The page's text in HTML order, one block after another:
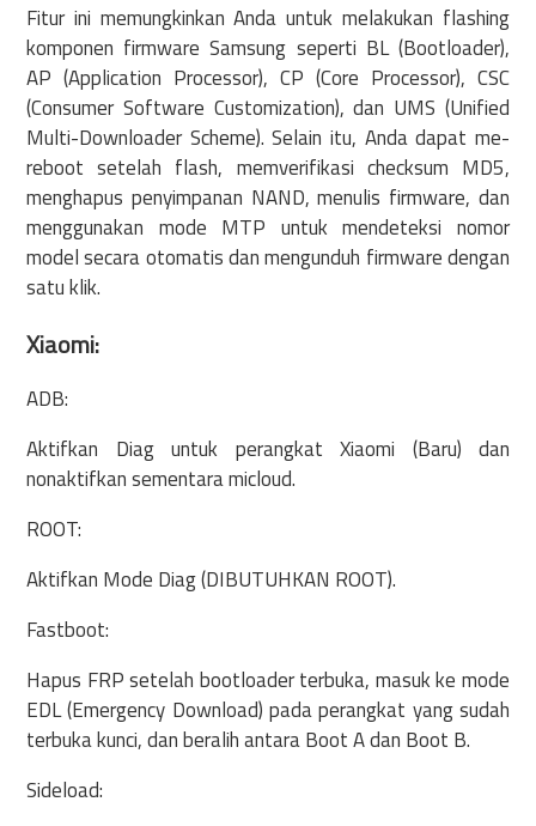
Fitur ini memungkinkan Anda untuk melakukan flashing
komponen firmware Samsung seperti BL (Bootloader),
AP (Application Processor), CP (Core Processor), CSC
(Consumer Software Customization), dan UMS (Unified
Multi-Downloader Scheme). Selain itu, Anda dapat me-
reboot setelah flash, memverifikasi checksum MD5,
menghapus penyimpanan NAND, menulis firmware, dan
menggunakan mode MTP untuk mendeteksi nomor
model secara otomatis dan mengunduh firmware dengan
satu klik.
Xiaomi:
ADB:
Aktifkan Diag untuk perangkat Xiaomi (Baru) dan
nonaktifkan sementara micloud.
ROOT:
Aktifkan Mode Diag (DIBUTUHKAN ROOT).
Fastboot:
Hapus FRP setelah bootloader terbuka, masuk ke mode
EDL (Emergency Download) pada perangkat yang sudah
terbuka kunci, dan beralih antara Boot A dan Boot B.
Sideload: